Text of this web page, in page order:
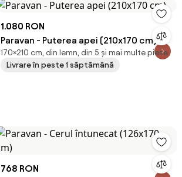
1.080 RON
Paravan - Puterea apei (210x170 cm)
170×210 cm, din lemn, din 5 și mai multe piese
Livrare în peste 1 săptămână
768 RON